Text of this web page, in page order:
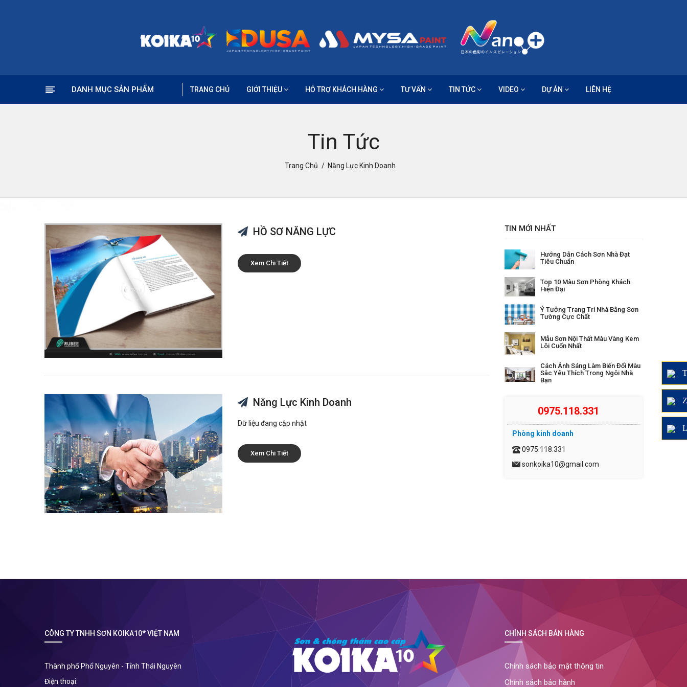
DANH MỤC SẢN PHẨM TRANG CHỦ GIỚI THIỆU HỖ TRỢ KHÁCH HÀNG TƯ VẤN TIN TỨC VIDEO DỰ ÁN LIÊN HỆ
Tin Tức
Trang Chủ Năng Lực Kinh Doanh
HỒ SƠ NĂNG LỰC
Xem Chi Tiết
Năng Lực Kinh Doanh
Dữ liệu đang cập nhật
Xem Chi Tiết
TIN MỚI NHẤT
Hướng Dẫn Cách Sơn Nhà Đạt
Tiêu Chuẩn
Top 10 Màu Sơn Phòng Khách
Hiện Đại
Ý Tưởng Trang Trí Nhà Bằng Sơn
Tường Cực Chất
Mẫu Sơn Nội Thất Màu Vàng Kem
Lôi Cuốn Nhất
Cách Ánh Sáng Làm Biến Đổi Màu
Sắc Yêu Thích Trong Ngôi Nhà
Bạn
0975.118.331
Phòng kinh doanh
0975.118.331
sonkoika10@gmail.com
CÔNG TY TNHH SƠN KOIKA10* VIỆT NAM
Thành phố Phổ Nguyên - Tỉnh Thái Nguyên
Điện thoại:
CHÍNH SÁCH BÁN HÀNG
Chính sách bảo mật thông tin
Chính sách bảo hành